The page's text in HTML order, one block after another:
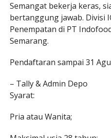
Semangat bekerja keras,
bertanggung jawab. Divisi
Penempatan di PT
Semarang.
Pendaftaran sampai 31
– Tally & Admin Depo
Syarat:
Pria atau Wanita;